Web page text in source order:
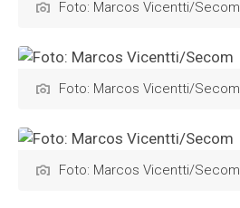
Foto: Marcos Vicentti/Secom
Foto: Marcos Vicentti/Secom
Foto: Marcos Vicentti/Secom